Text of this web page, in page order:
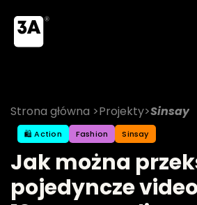
Strona główna >Projekty>Sinsay
🛍️ Action Fashion Sinsay
Jak można
pojedyncze